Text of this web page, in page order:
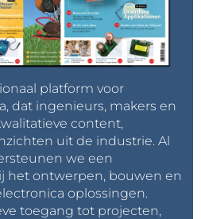
platform voor
dat ingenieurs, makers en
content,
uit de industrie. Al
we een
het ontwerpen, bouwen en
oplossingen.
toegang tot projecten,